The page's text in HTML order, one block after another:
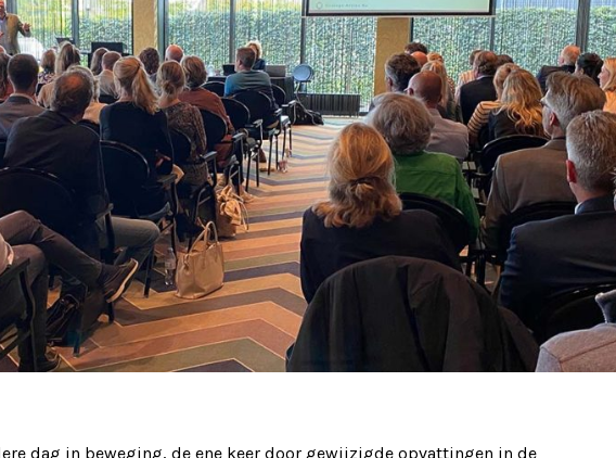
dag in beweging, de ene keer door gewijzigde opvattingen in de